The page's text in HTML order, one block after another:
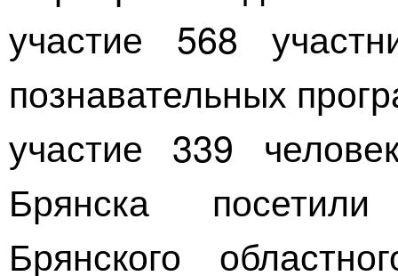
участие 568
познавательных
участие 339
Брянска
Брянского